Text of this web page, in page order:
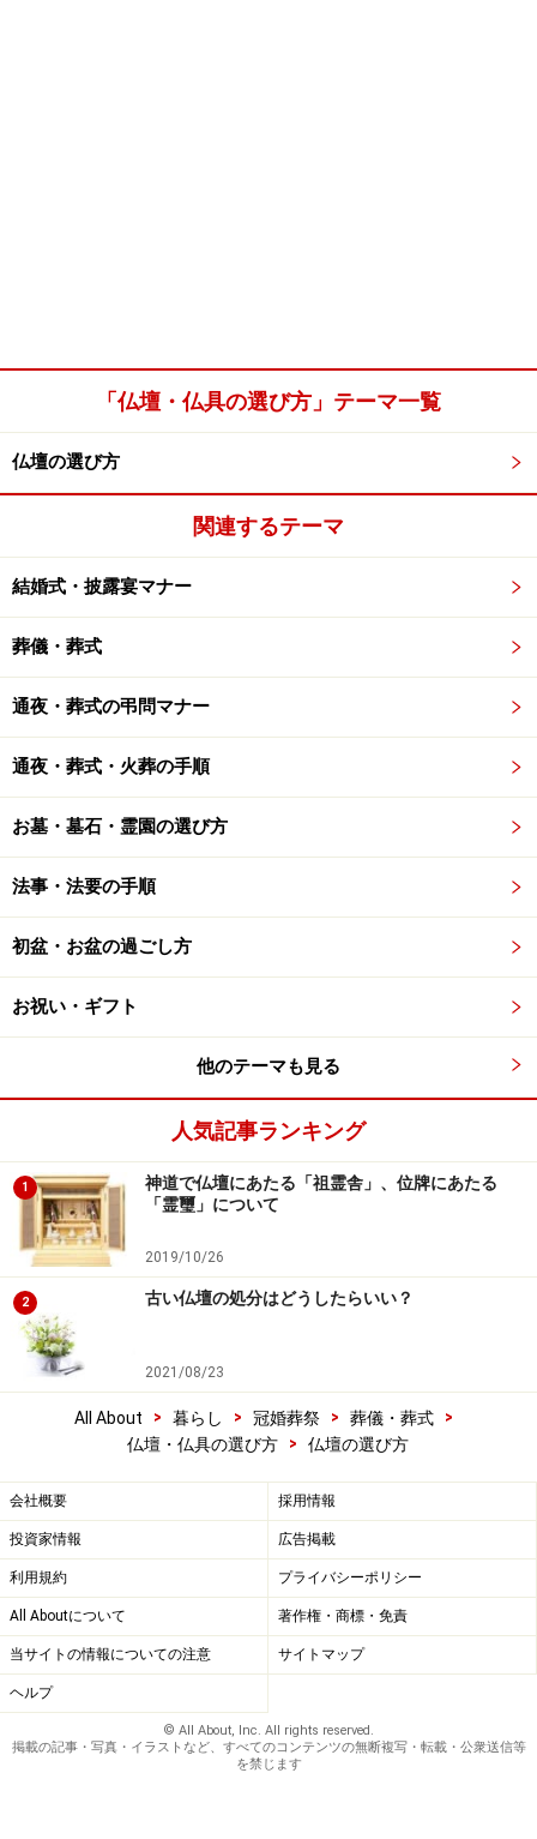
「仏壇・仏具の選び方」テーマ一覧
仏壇の選び方
関連するテーマ
結婚式・披露宴マナー
葬儀・葬式
通夜・葬式の弔問マナー
通夜・葬式・火葬の手順
お墓・墓石・霊園の選び方
法事・法要の手順
初盆・お盆の過ごし方
お祝い・ギフト
他のテーマも見る
人気記事ランキング
1
神道で仏壇にあたる「祖霊舎」、位牌にあたる
「霊璽」について
2019/10/26
2 古い仏壇の処分はどうしたらいい？
2021/08/23
All About > 暮らし > 冠婚葬祭 > 葬儀・葬式
>
仏壇・仏具の選び方
> 仏壇の選び方
会社概要 採用情報
投資家情報 広告掲載
利用規約 プライバシーポリシー
All Aboutについて 著作権・商標・免責
当サイトの情報についての注意 サイトマップ
ヘルプ
© All About, Inc. All rights reserved.
掲載の記事・写真・イラストなど、すべてのコンテンツの無断複写・転載・公衆送信等
を禁じます